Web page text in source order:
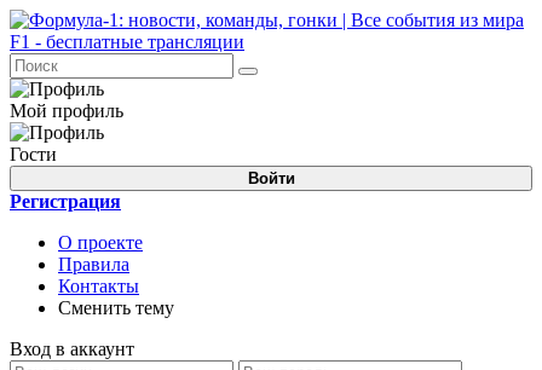
Мой профиль
Гости
Войти
Регистрация
О проекте
Правила
Контакты
Сменить тему
Вход в аккаунт